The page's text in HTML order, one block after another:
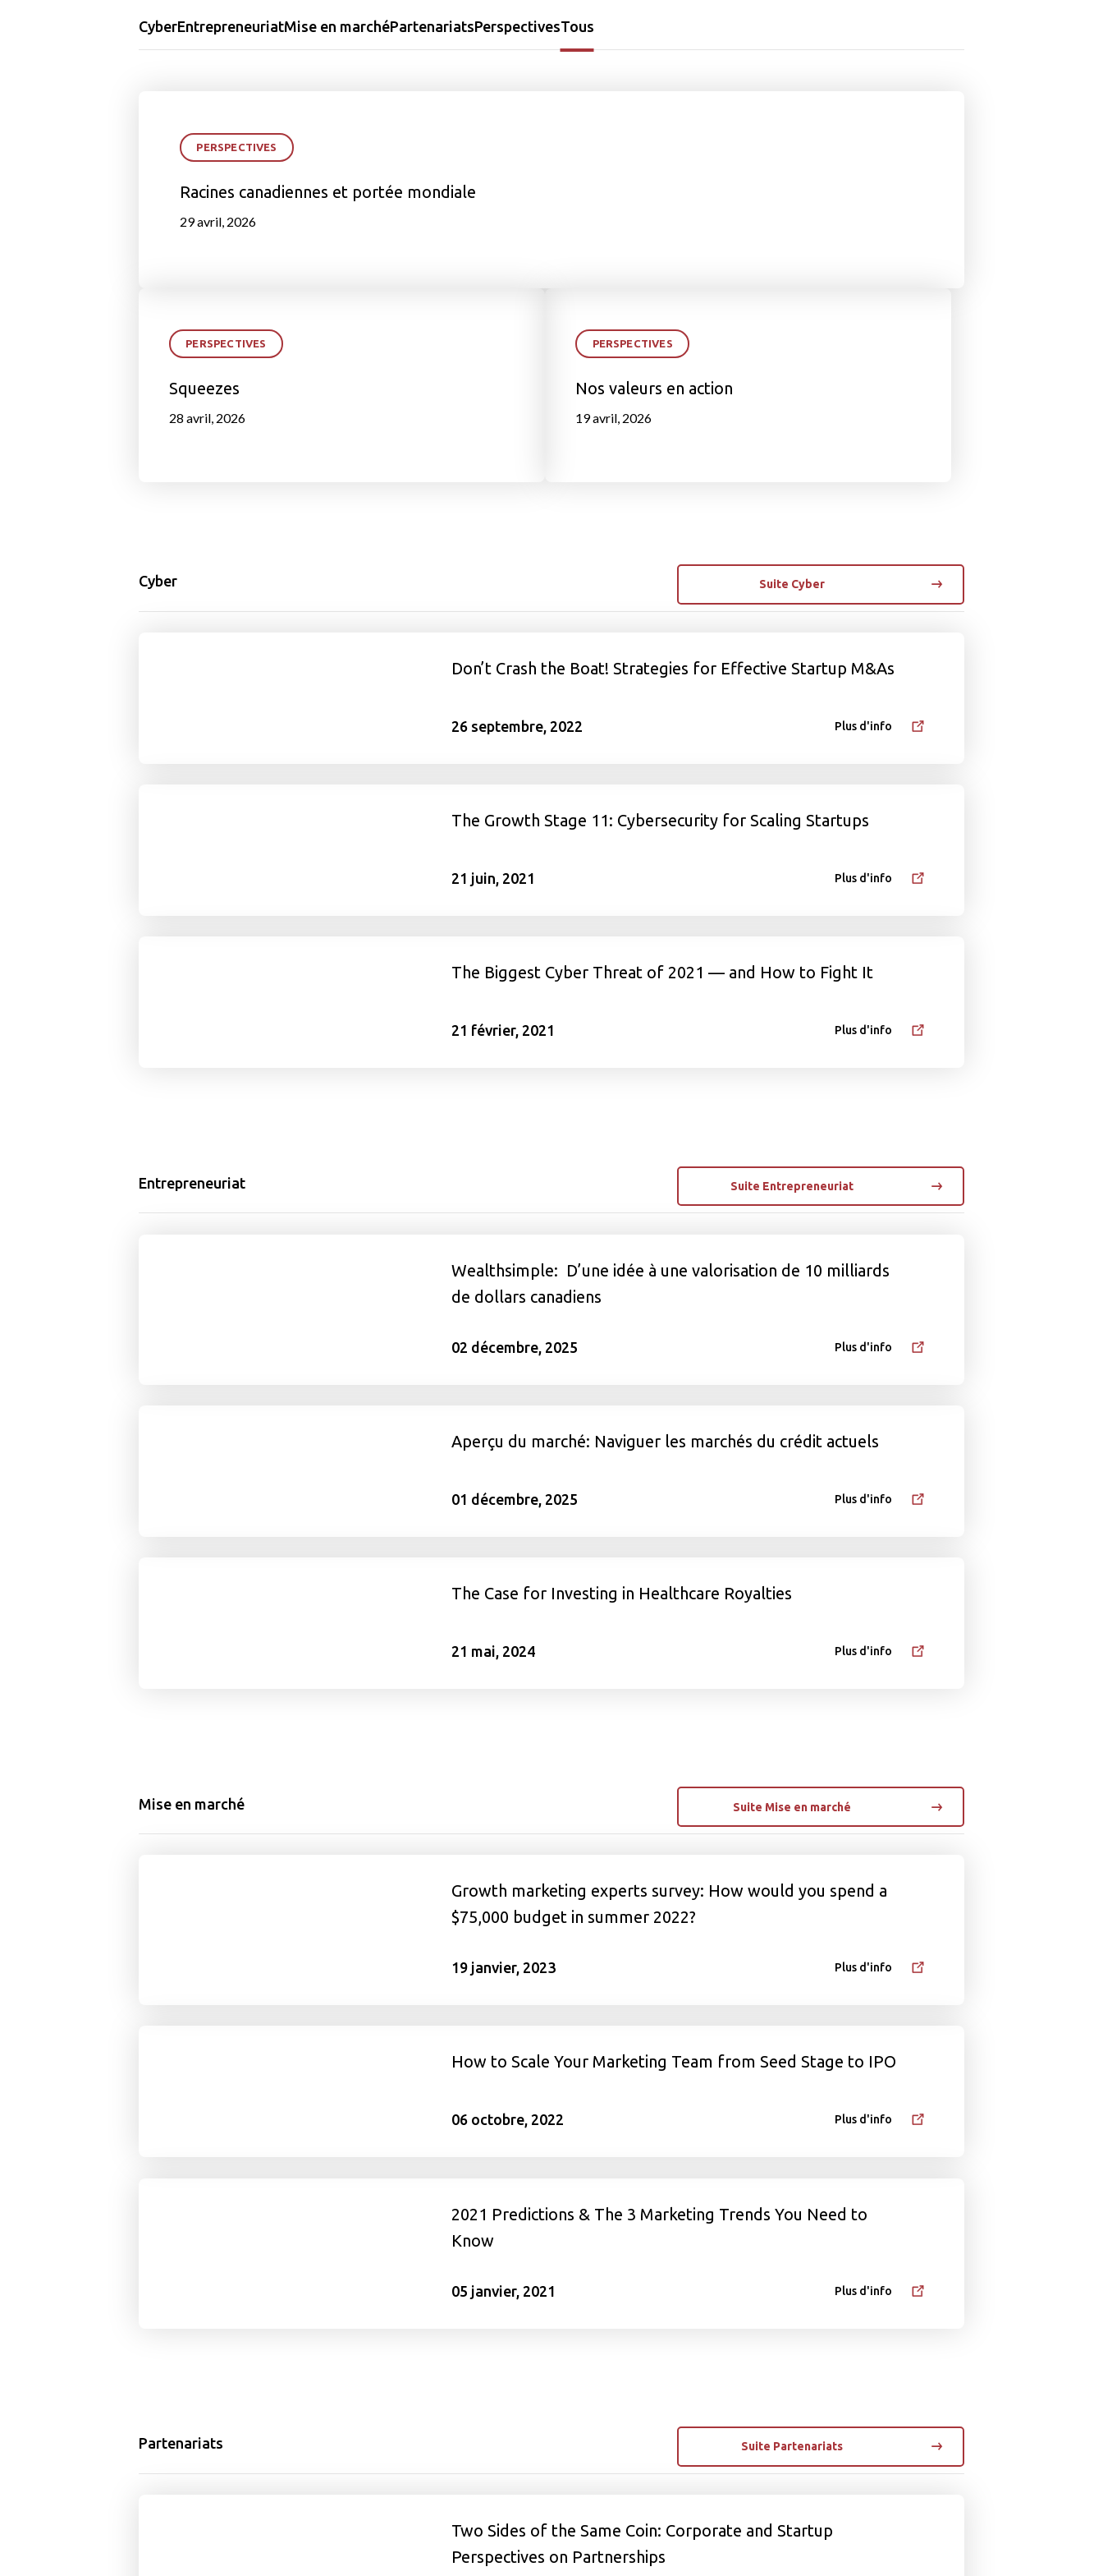
CyberEntrepreneuriatMise en marchéPartenariatsPerspectivesTous
PERSPECTIVES
Racines canadiennes et portée mondiale
29 avril, 2026
PERSPECTIVES
Squeezes
28 avril, 2026
PERSPECTIVES
Nos valeurs en action
19 avril, 2026
Cyber Suite Cyber
Don’t Crash the Boat! Strategies for Effective Startup M&As
26 septembre, 2022 Plus d'info
The Growth Stage 11: Cybersecurity for Scaling Startups
21 juin, 2021 Plus d'info
The Biggest Cyber Threat of 2021 — and How to Fight It
21 février, 2021 Plus d'info
Entrepreneuriat Suite Entrepreneuriat
Wealthsimple: D’une idée à une valorisation de 10 milliards
de dollars canadiens
02 décembre, 2025 Plus d'info
Aperçu du marché: Naviguer les marchés du crédit actuels
01 décembre, 2025 Plus d'info
The Case for Investing in Healthcare Royalties
21 mai, 2024 Plus d'info
Mise en marché Suite Mise en marché
Growth marketing experts survey: How would you spend a
$75,000 budget in summer 2022?
19 janvier, 2023 Plus d'info
How to Scale Your Marketing Team from Seed Stage to IPO
06 octobre, 2022 Plus d'info
2021 Predictions & The 3 Marketing Trends You Need to
Know
05 janvier, 2021 Plus d'info
Partenariats Suite Partenariats
Two Sides of the Same Coin: Corporate and Startup
Perspectives on Partnerships